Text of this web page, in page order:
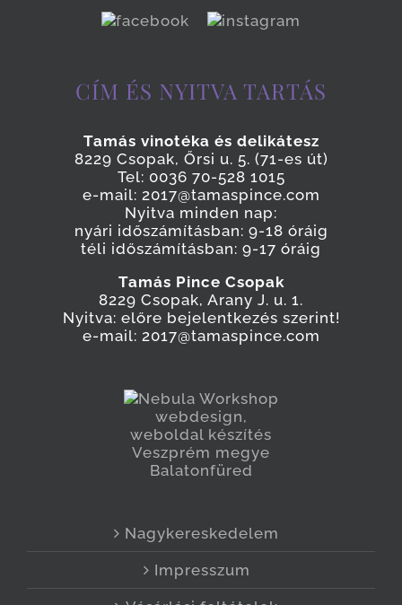
CÍM ÉS NYITVA TARTÁS
Tamás vinotéka és delikátesz
8229 Csopak, Őrsi u. 5. (71-es út)
Tel: 0036 70-528 1015
e-mail: 2017@tamaspince.com
Nyitva minden nap:
nyári időszámításban: 9-18 óráig
téli időszámításban: 9-17 óráig
Tamás Pince Csopak
8229 Csopak, Arany J. u. 1.
Nyitva: előre bejelentkezés szerint!
e-mail: 2017@tamaspince.com
Nagykereskedelem
Impresszum